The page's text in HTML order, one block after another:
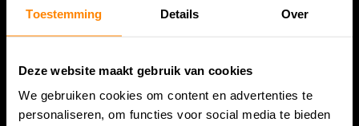
Toestemming Details Over
Deze website maakt gebruik van cookies
We gebruiken cookies om content en advertenties te
personaliseren, om functies voor social media te bieden
Bespanracket.nl is dé racketspecialist van Lelystad en
omstreken.